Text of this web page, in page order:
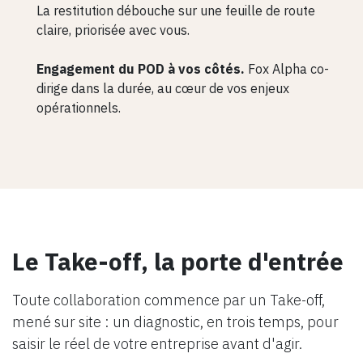
La restitution débouche sur une feuille de route
claire, priorisée avec vous.
Engagement du POD à vos côtés. Fox Alpha co-
dirige dans la durée, au cœur de vos enjeux
opérationnels.
Le Take-off, la porte d'entrée
Toute collaboration commence par un Take-off,
mené sur site : un diagnostic, en trois temps, pour
saisir le réel de votre entreprise avant d'agir.